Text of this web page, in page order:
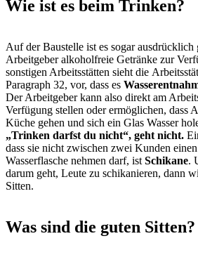
Wie ist es beim Trinken?
Auf der Baustelle ist es sogar ausdrücklich
Arbeitgeber alkoholfreie Getränke zur
sonstigen Arbeitsstätten sieht die
Paragraph 32, vor, dass es
Der Arbeitgeber kann also direkt am
Verfügung stellen oder ermöglichen, dass
Küche gehen und sich ein Glas Wasser
„Trinken darfst du nicht“, geht nicht.
dass sie nicht zwischen zwei Kunden
Wasserflasche nehmen darf, ist Schikane.
darum geht, Leute zu schikanieren, dann
Sitten.
Was sind die guten Sitten?